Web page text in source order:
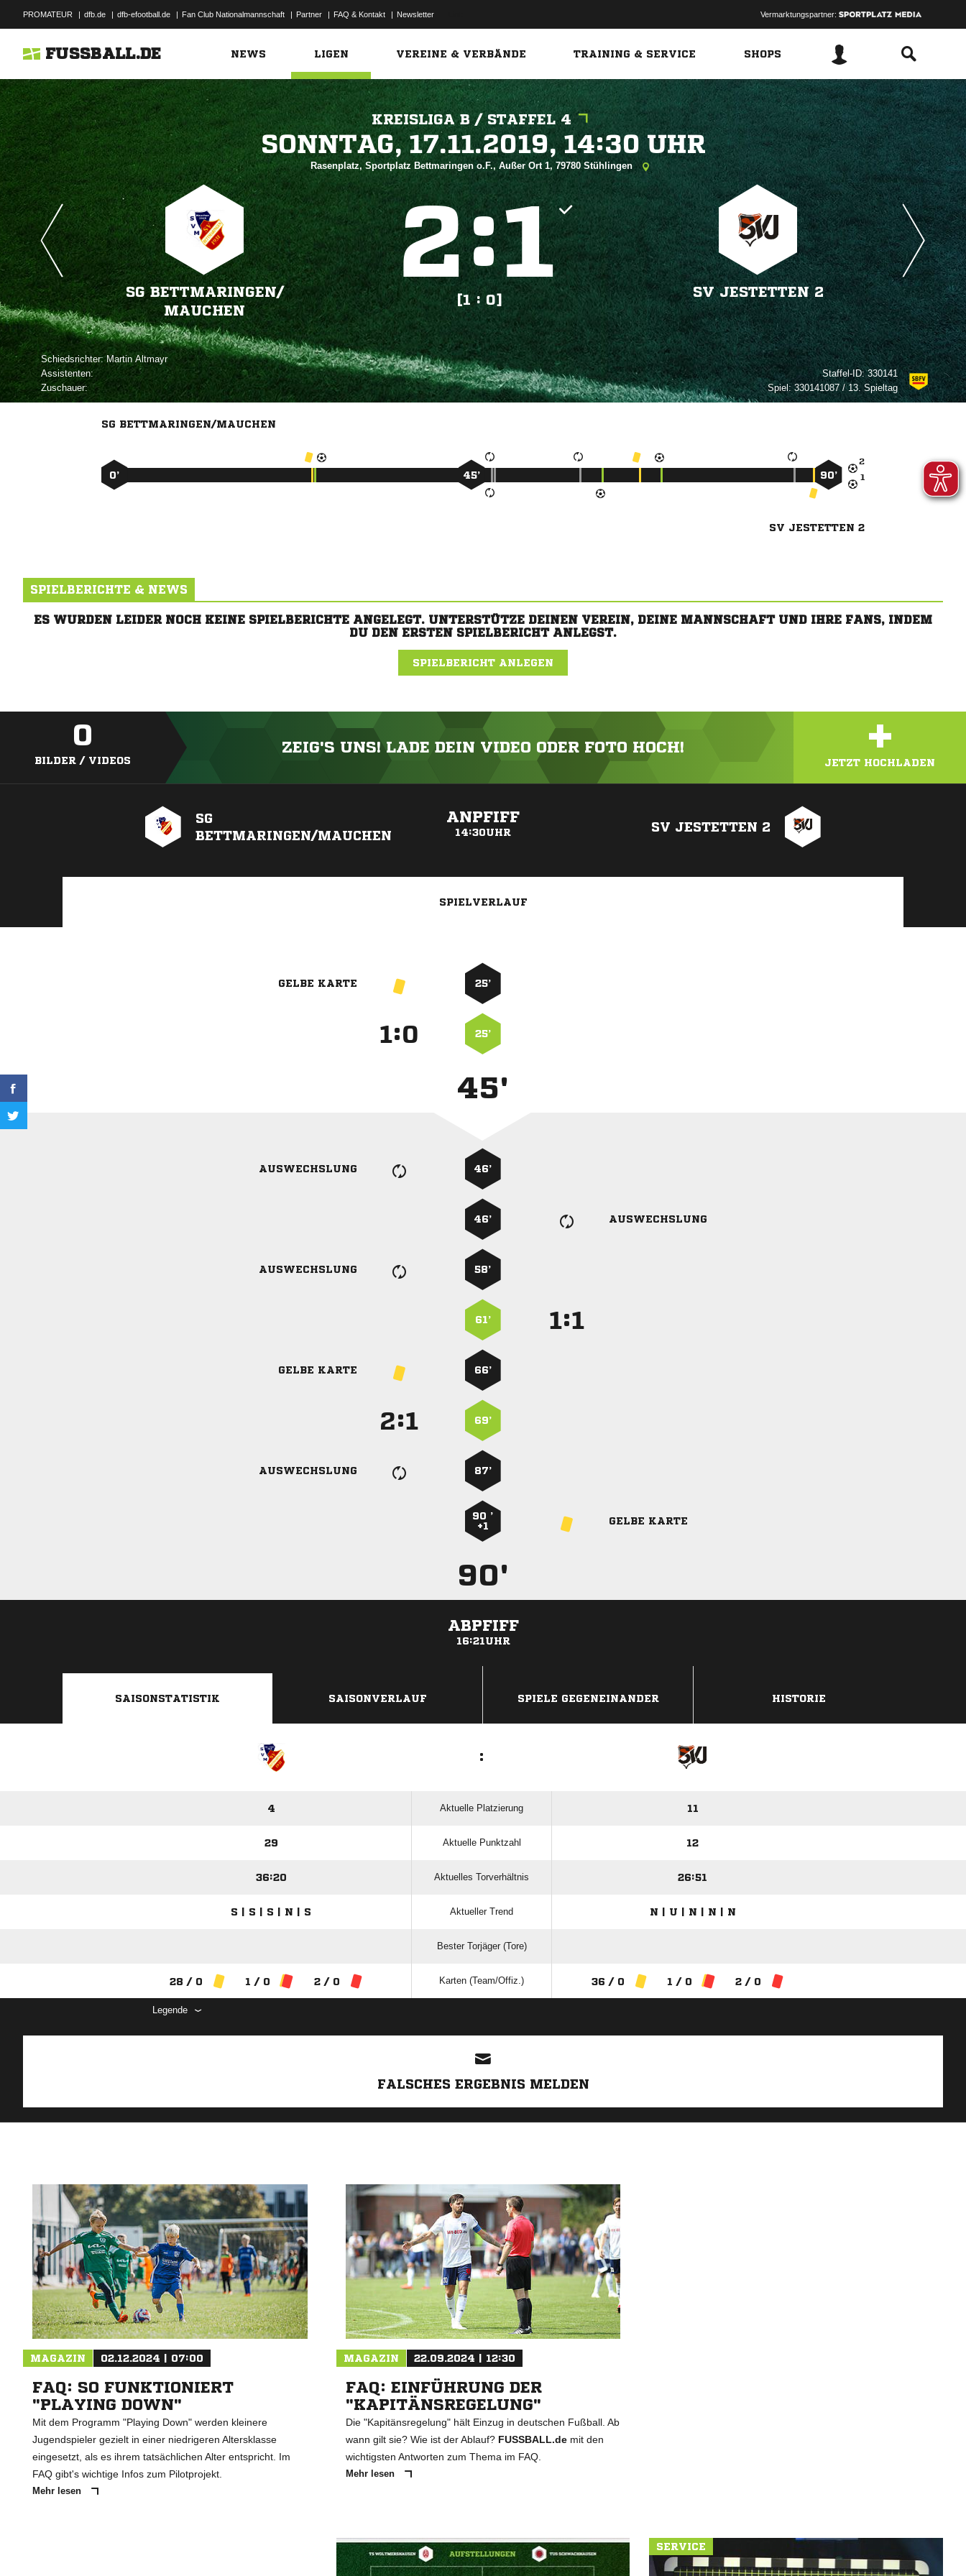
PROMATEUR | dfb.de | dfb-efootball.de | Fan Club Nationalmannschaft | Partner | FAQ & Kontakt | Newsletter Vermarktungspartner:
FUSSBALL.DE NEWS LIGEN VEREINE & VERBÄNDE TRAINING & SERVICE SHOPS
KREISLIGA B / STAFFEL 4
   
Rasenplatz, Sportplatz Bettmaringen o.F., Außer Ort 1, 79780 Stühlingen
SG BETTMARINGEN/​
MAUCHEN
:
[1 : 0]
SV JESTETTEN 2
Schiedsrichter: 
Assistenten:
Zuschauer:
Staffel-ID:330141
Spiel:330141087 / 13. Spieltag
SG BETTMARINGEN/MAUCHEN


0’ 45’ 90’
SV JESTETTEN 2
SPIELBERICHTE & NEWS
ES WURDEN LEIDER NOCH KEINE SPIELBERICHTE ANGELEGT. UNTERSTÜTZE DEINEN VEREIN, DEINE MANNSCHAFT UND IHRE FANS, INDEM
DU DEN ERSTEN SPIELBERICHT ANLEGST.
SPIELBERICHT ANLEGEN
0
BILDER / VIDEOS
ZEIG'S UNS! LADE DEIN VIDEO ODER FOTO HOCH! +
JETZT HOCHLADEN
SG
BETTMARINGEN/MAUCHEN
ANPFIFF
14:30UHR SV JESTETTEN 2
SPIELVERLAUF
GELBE KARTE 25’
: 25’
45'
AUSWECHSLUNG 46’
46’ AUSWECHSLUNG
AUSWECHSLUNG 58’
61’ :
GELBE KARTE 66’
: 69’
AUSWECHSLUNG 87’
90 ’
+1
GELBE KARTE
90'
ABPFIFF
16:21UHR
SAISONSTATISTIK SAISONVERLAUF SPIELE GEGENEINANDER HISTORIE
:
4 Aktuelle Platzierung 11
29 Aktuelle Punktzahl 12
36:20 Aktuelles Torverhältnis 26:51
S | S | S | N | S Aktueller Trend N | U | N | N | N
Bester Torjäger (Tore)
28 / 0 1 / 0 2 / 0 Karten (Team/Offiz.) 36 / 0 1 / 0 2 / 0
Legende
FALSCHES ERGEBNIS MELDEN
MAGAZIN 02.12.2024 | 07:00
FAQ: SO FUNKTIONIERT
"PLAYING DOWN"
Mit dem Programm "Playing Down" werden kleinere
Jugendspieler gezielt in einer niedrigeren Altersklasse
eingesetzt, als es ihrem tatsächlichen Alter entspricht. Im
FAQ gibt's wichtige Infos zum Pilotprojekt.
Mehr lesen
MAGAZIN 22.09.2024 | 12:30
FAQ: EINFÜHRUNG DER
"KAPITÄNSREGELUNG"
Die "Kapitänsregelung" hält Einzug in deutschen Fußball. Ab
wann gilt sie? Wie ist der Ablauf? FUSSBALL.demit den
wichtigsten Antworten zum Thema im FAQ.
Mehr lesen
SERVICE